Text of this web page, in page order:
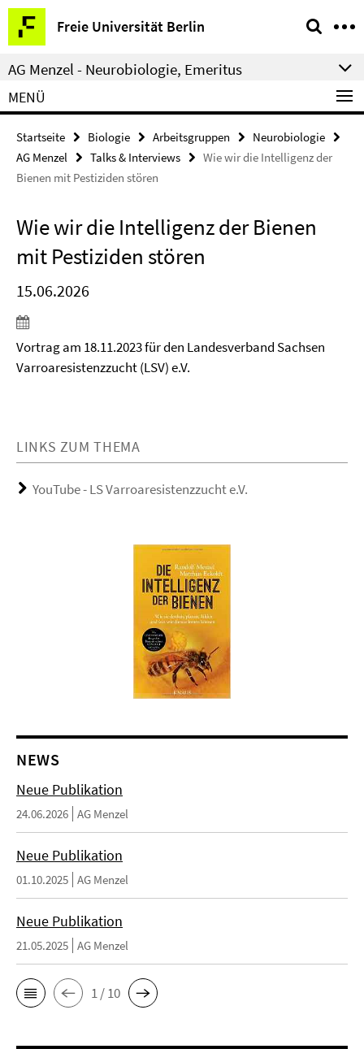
Springe
direkt
zu
Inhalt
Freie Universität Berlin
Service-
Navigation
AG Menzel - Neurobiologie, Emeritus
MENÜ
Startseite Biologie Arbeitsgruppen
Neurobiologie
AG Menzel
Talks & Interviews
Wie wir die Intelligenz der
Bienen mit Pestiziden stören
Wie wir die Intelligenz der Bienen
mit Pestiziden stören
15.06.2026
Vortrag am 18.11.2023 für den Landesverband Sachsen
Varroaresistenzzucht (LSV) e.V.
LINKS ZUM THEMA
YouTube - LS Varroaresistenzzucht e.V.
NEWS
Neue Publikation
24.06.2026 AG Menzel
Neue Publikation
01.10.2025 AG Menzel
Neue Publikation
21.05.2025 AG Menzel
1 / 10